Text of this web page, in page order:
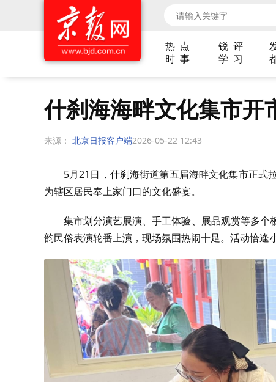
热 点 锐 评
时 事
学 习
什刹海海畔文化集市开
来源： 北京日报客户端2026-05-22 12:43
5月21日，什刹海街道第五届海畔文化集市正式
为辖区居民奉上家门口的文化盛宴。
集市划分演艺展演、手工体验、展品观赏等多
韵民俗表演轮番上演，现场氛围热闹十足。活动恰逢